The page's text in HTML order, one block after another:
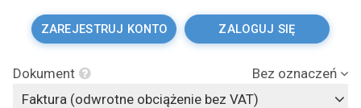
ZAREJESTRUJ KONTO ZALOGUJ SIĘ
Dokument
Bez oznaczeń
Faktura (odwrotne obciążenie bez VAT)